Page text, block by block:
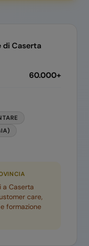
diCaserta
60.000+
a Caserta
care,
formazione